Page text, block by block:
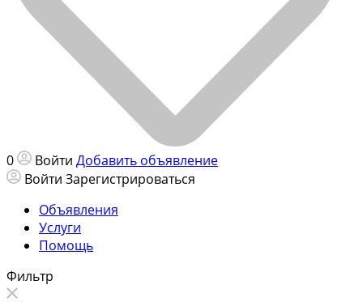
0 Войти Добавить объявление
Войти Зарегистрироваться
Объявления
Услуги
Помощь
Фильтр